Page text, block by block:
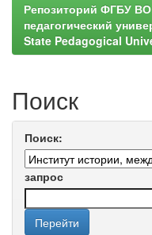
Репозиторий ФГБУ ВО
педагогический
State Pedagogical
Поиск
Поиск:
запрос